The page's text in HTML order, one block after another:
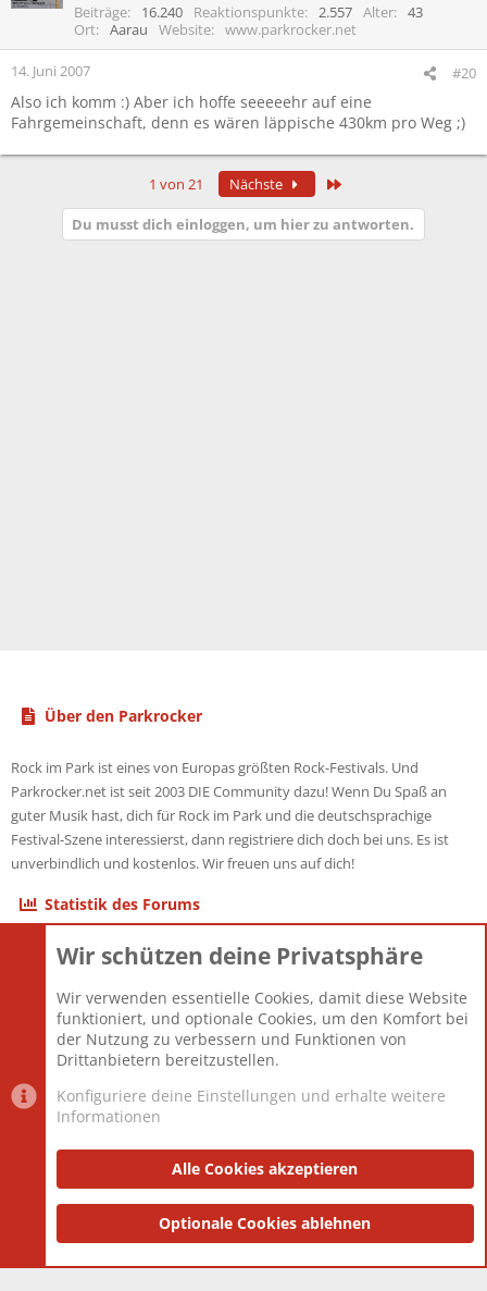
Beiträge 16.240 Reaktionspunkte 2.557 Alter
43
Ort
Aarau Website www.parkrocker.net
14. Juni 2007 #20
Also ich komm :) Aber ich hoffe seeeeehr auf eine
Fahrgemeinschaft, denn es wären läppische 430km pro Weg ;)
1 von 21 Nächste
Du musst dich einloggen, um hier zu antworten.
Über den Parkrocker
Rock im Park ist eines von Europas größten Rock-Festivals. Und
Parkrocker.net ist seit 2003 DIE Community dazu! Wenn Du Spaß an
guter Musik hast, dich für Rock im Park und die deutschsprachige
Festival-Szene interessierst, dann registriere dich doch bei uns. Es ist
unverbindlich und kostenlos. Wir freuen uns auf dich!
Statistik des Forums
Themen
Mitglieder
12.425
Neuestes Mitglied
Toddster85
Datenschutzerklärung Impressum
Community platform by XenForo® © 2010-2025 XenForo Ltd.
and add-ons by ThemeHouse
Wir schützen deine Privatsphäre
Wir verwenden essentielle Cookies, damit diese Website
funktioniert, und optionale Cookies, um den Komfort bei
der Nutzung zu verbessern und Funktionen von
Drittanbietern bereitzustellen.
Konfiguriere deine Einstellungen und erhalte weitere
Informationen
Alle Cookies akzeptieren
Optionale Cookies ablehnen